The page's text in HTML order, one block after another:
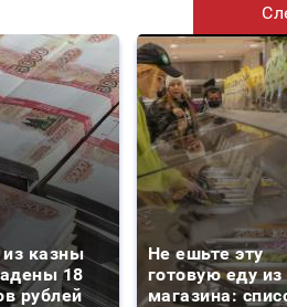
казны
18
рублей
Не ешьте эту
готовую еду из
магазина: